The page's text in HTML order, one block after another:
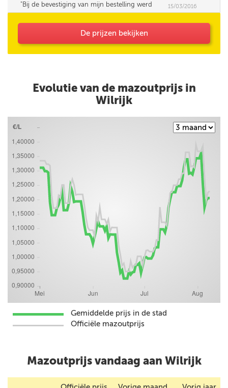
Bij de bevestiging van mijn bestelling werd
mijn opmerking (Korting HNN personeel) niet
15/03/2016
De prijzen bekijken
Evolutie van de mazoutprijs in
Wilrijk
Gemiddelde prijs in de stad
Officiële mazoutprijs
Mazoutprijs vandaag aan Wilrijk